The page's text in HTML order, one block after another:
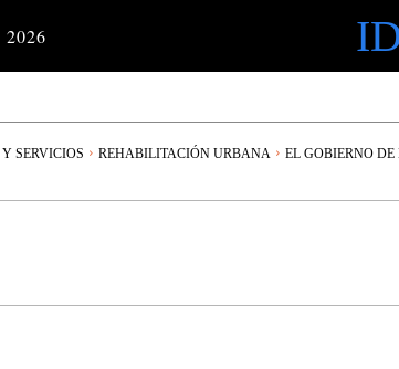
2026
SERVICIOS REHABILITACIÓN URBANA EL GOBIERNO DE